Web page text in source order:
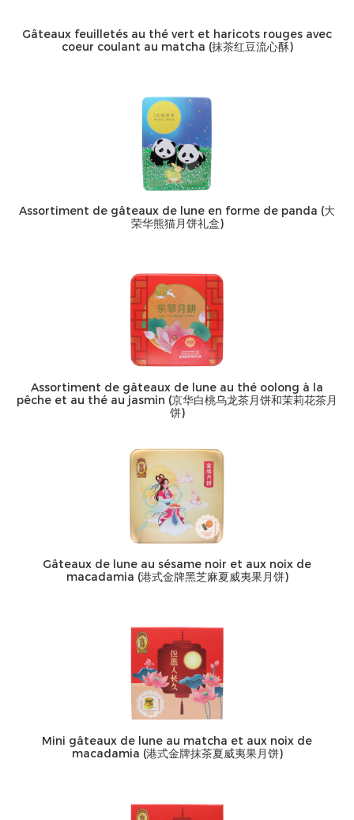
Gâteaux feuilletés au thé vert et haricots rouges avec
coeur coulant au matcha (抹茶红豆流心酥)
Assortiment de gâteaux de lune en forme de panda (大
荣华熊猫月饼礼盒)
Assortiment de gâteaux de lune au thé oolong à la
pêche et au thé au jasmin (京华白桃乌龙茶月饼和茉莉花茶月
饼)
Gâteaux de lune au sésame noir et aux noix de
macadamia (港式金牌黑芝麻夏威夷果月饼)
Mini gâteaux de lune au matcha et aux noix de
macadamia (港式金牌抹茶夏威夷果月饼)